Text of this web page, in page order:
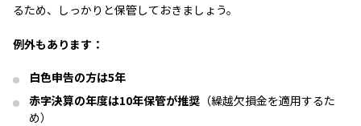
るため、しっかりと保管しておきましょう。
例外もあります：
白色申告の方は5年
赤字決算の年度は10年保管が推奨 （繰越欠損金を適用するた
め）